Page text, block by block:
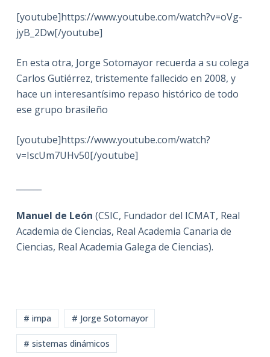
[youtube]https://www.youtube.com/watch?v=oVg-
jyB_2Dw[/youtube]
En esta otra, Jorge Sotomayor recuerda a su colega
Carlos Gutiérrez, tristemente fallecido en 2008, y
hace un interesantísimo repaso histórico de todo
ese grupo brasileño
[youtube]https://www.youtube.com/watch?
v=IscUm7UHv50[/youtube]
Manuel de León (CSIC, Fundador del ICMAT, Real
Academia de Ciencias, Real Academia Canaria de
Ciencias, Real Academia Galega de Ciencias).
# impa # Jorge Sotomayor
# sistemas dinámicos